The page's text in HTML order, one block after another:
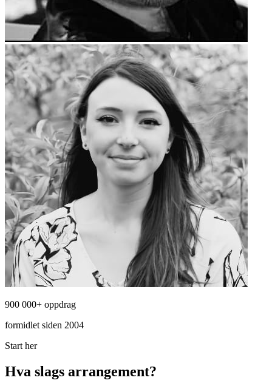
900 000+ oppdrag
formidlet siden 2004
Start her
Hva slags arrangement?